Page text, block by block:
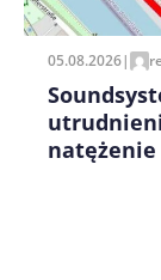
05.08.2026|